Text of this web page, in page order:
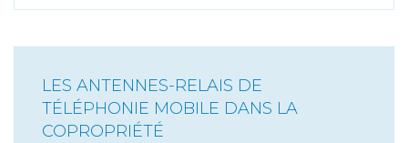
LES ANTENNES-RELAIS DE
TÉLÉPHONIE MOBILE DANS LA
COPROPRIÉTÉ